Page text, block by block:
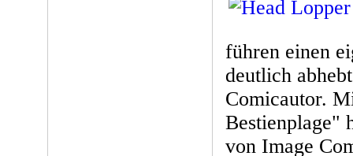
führen einen
deutlich
Comicautor.
Bestienplage"
von Image